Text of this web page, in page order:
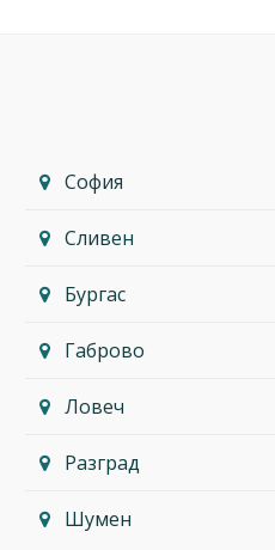
София
Сливен
Бургас
Габрово
Ловеч
Разград
Шумен